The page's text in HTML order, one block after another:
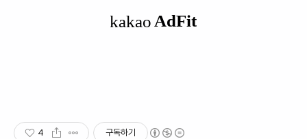
4 구독하기